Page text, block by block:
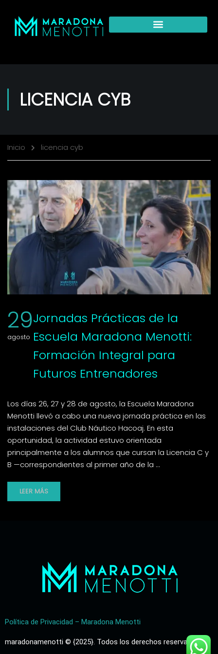
LICENCIA CYB
Inicio licencia cyb
29
agosto
Jornadas Prácticas de la
Escuela Maradona Menotti:
Formación Integral para
Futuros Entrenadores
Los días 26, 27 y 28 de agosto, la Escuela Maradona
Menotti llevó a cabo una nueva jornada práctica en las
instalaciones del Club Náutico Hacoaj. En esta
oportunidad, la actividad estuvo orientada
principalmente a los alumnos que cursan la Licencia C y
B —correspondientes al primer año de la …
LEER MÁS
Política de Privacidad – Maradona Menotti
maradonamenotti © {2025}. Todos los derechos reservados.